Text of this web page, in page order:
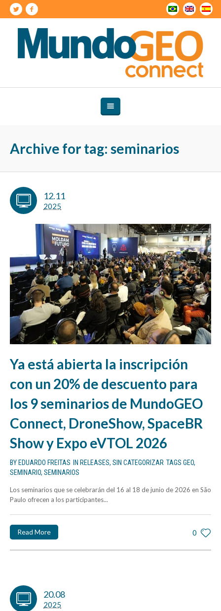
Archive for tag: seminarios
12.11
2025
Ya está abierta la inscripción
con un 20% de descuento para
los 9 seminarios de MundoGEO
Connect, DroneShow, SpaceBR
Show y Expo eVTOL 2026
BY EDUARDO FREITAS IN RELEASES, SIN CATEGORIZAR TAGS GEO,
SEMINARIO, SEMINARIOS
Los seminarios que se celebrarán del 16 al 18 de junio de 2026 en São
Paulo ofrecen a los participantes...
0
Read More
20.08
2025